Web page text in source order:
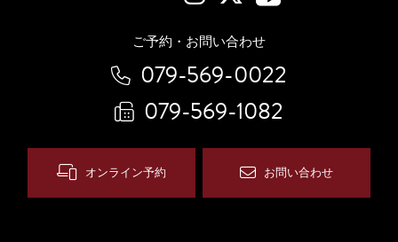
ご予約・お問い合わせ
079-569-0022
079-569-1082
オンライン予約 お問い合わせ